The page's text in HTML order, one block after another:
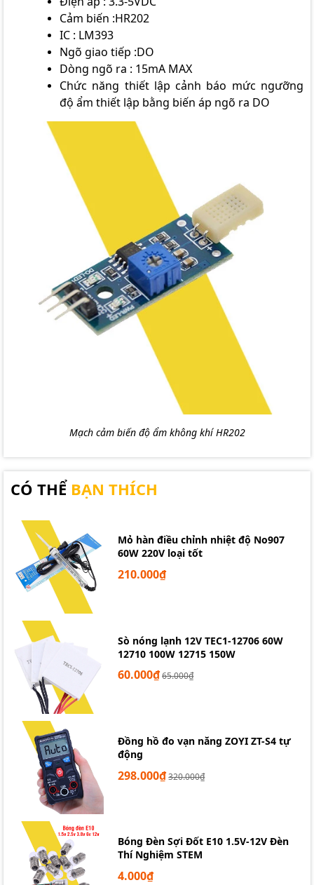
Cảm biến :HR202
IC : LM393
Ngõ giao tiếp :DO
Dòng ngõ ra : 15mA MAX
Chức năng thiết lập cảnh báo mức ngưỡng
độ ẩm thiết lập bằng biến áp ngõ ra DO
Mạch cảm biến độ ẩm không khí HR202
CÓ THỂ BẠN THÍCH
Mỏ hàn điều chỉnh nhiệt độ No907
60W 220V loại tốt
210.000₫
Sò nóng lạnh 12V TEC1-12706 60W
12710 100W 12715 150W
60.000₫65.000₫
Đồng hồ đo vạn năng ZOYI ZT-S4 tự
động
298.000₫320.000₫
Bóng Đèn Sợi Đốt E10 1.5V-12V Đèn
Thí Nghiệm STEM
4.000₫